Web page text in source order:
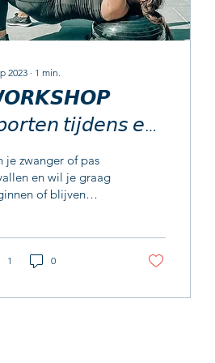
2023 ∙ 1 min.
𝘵𝘪𝘫𝘥𝘦𝘯𝘴 𝘦𝘯
𝘥𝘦
je zwanger of pas
en wil je graag
of blijven
1 0